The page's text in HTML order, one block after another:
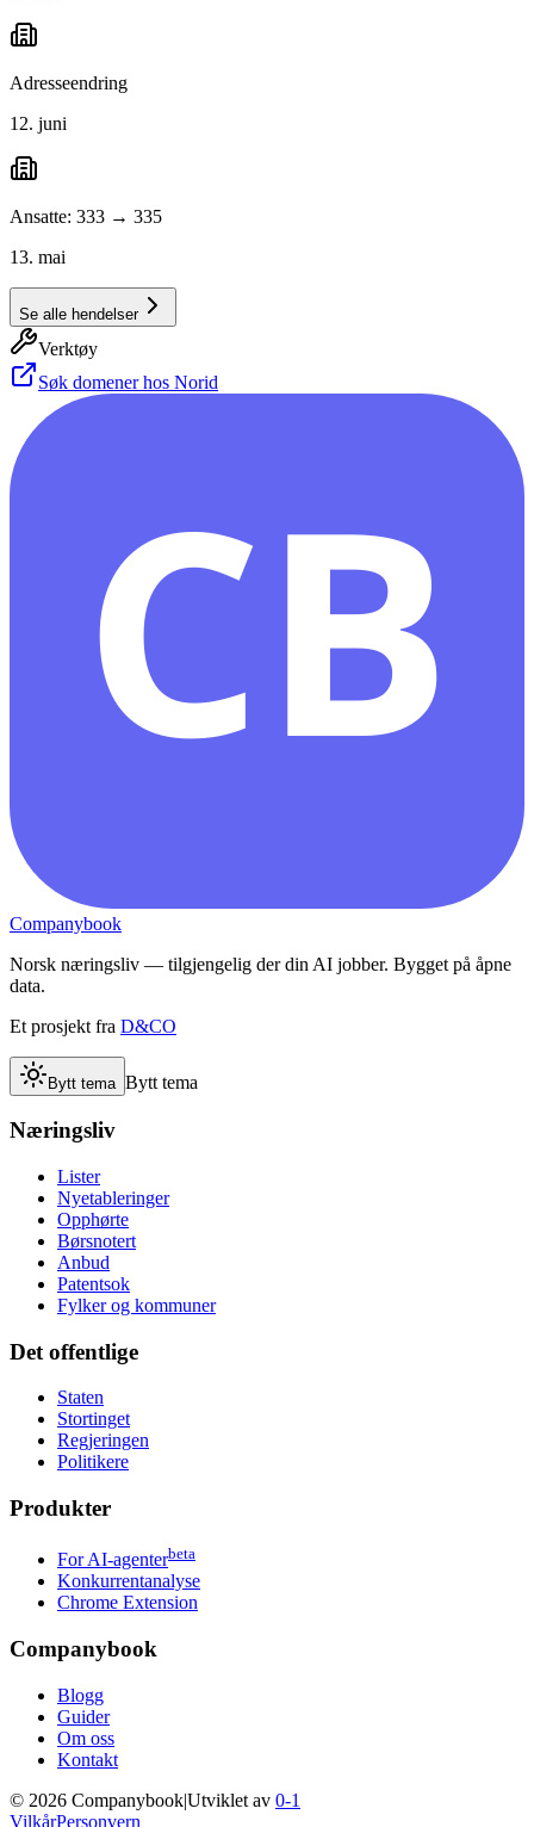
Adresseendring
12. juni
Ansatte: 333 → 335
13. mai
Se alle hendelser
Verktøy
Søk domener hos Norid
CB
Companybook
Norsk næringsliv — tilgjengelig der din AI jobber. Bygget på åpne
data.
Et prosjekt fra D&CO
Bytt tema Bytt tema
Næringsliv
Lister
Nyetableringer
Opphørte
Børsnotert
Anbud
Patentsok
Fylker og kommuner
Det offentlige
Staten
Stortinget
Regjeringen
Politikere
Produkter
For AI-agenterbeta
Konkurrentanalyse
Chrome Extension
Companybook
Blogg
Guider
Om oss
Kontakt
© 2026 Companybook|Utviklet av 0-1
VilkårPersonvern